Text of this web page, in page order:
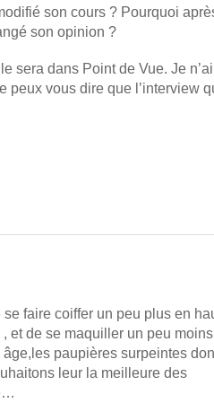
son cours ? Pourquoi
son opinion ?
sera dans Point de Vue. Je
peux vous dire que l’interview
faire coiffer un peu plus en
et de se maquiller un peu moins
paupières surpeintes
leur la meilleure des